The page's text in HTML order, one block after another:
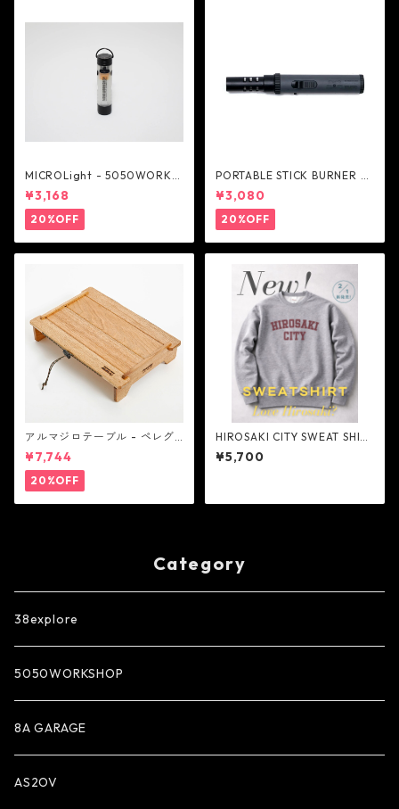
MICROLight - 5050WORKS
HOP
¥3,168
20%OFF
PORTABLE STICK BURNER -
AS2OV
¥3,080
20%OFF
アルマジロテーブル - ペレグ
リンデザイン
¥7,744
20%OFF
HIROSAKI CITY SWEAT SHIRT
- NextNatural
¥5,700
Category
38explore
5050WORKSHOP
8A GARAGE
AS2OV